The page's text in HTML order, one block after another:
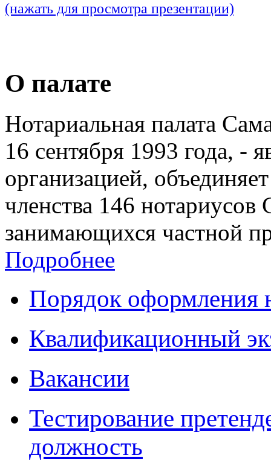
(нажать для просмотра презентации)
О палате
Нотариальная палата
16 сентября 1993 года, -
организацией,
членства 146 нотариусов
занимающихся частной
Подробнее
Порядок оформления
Квалификационный
Вакансии
Тестирование
должность